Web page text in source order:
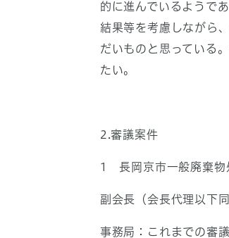
的に進んでいるようで
結果等を考慮しながら
だいものと思っている
たい。
2.審議案件
1 長岡京市一般廃棄物
副会長（会長代理以下
事務局：これまでの審